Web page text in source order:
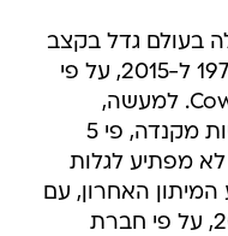
בעולם גדל בקצב
כפול מהגידול באוכלוסייה בין 1970 ל-2015, על פי
חברת המחקר Cowen Research. למעשה,
לארה"ב יש 40% יותר שטח קניות מקנדה, פי 5
לכן, לא מפתיע לגלות
המיתון האחרון, עם
ירידה של 50% בין 2012 ל-2013, על פי חברת